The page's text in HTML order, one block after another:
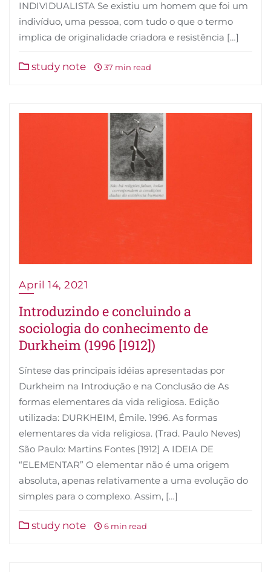
INDIVIDUALISTA Se existiu um homem que foi um
indivíduo, uma pessoa, com tudo o que o termo
implica de originalidade criadora e resistência […]
study note 37 min read
April 14, 2021
Introduzindo e concluindo a
sociologia do conhecimento de
Durkheim (1996 [1912])
Síntese das principais idéias apresentadas por
Durkheim na Introdução e na Conclusão de As
formas elementares da vida religiosa. Edição
utilizada: DURKHEIM, Émile. 1996. As formas
elementares da vida religiosa. (Trad. Paulo Neves)
São Paulo: Martins Fontes [1912] A IDEIA DE
“ELEMENTAR” O elementar não é uma origem
absoluta, apenas relativamente a uma evolução do
simples para o complexo. Assim, […]
study note 6 min read